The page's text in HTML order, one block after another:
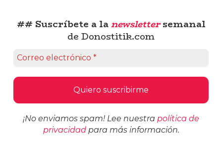
## Suscríbete a lanewslettersemanal
de Donostitik.com
¡No enviamos spam! Lee nuestra política de
privacidadpara más información.